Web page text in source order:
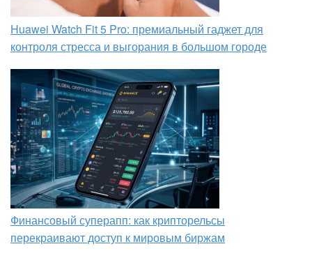
Huawei Watch Fit 5 Pro: премиальный гаджет для
контроля стресса и выгорания в большом городе
Финансовый суперапп: как крипторельсы
перекраивают доступ к мировым биржам